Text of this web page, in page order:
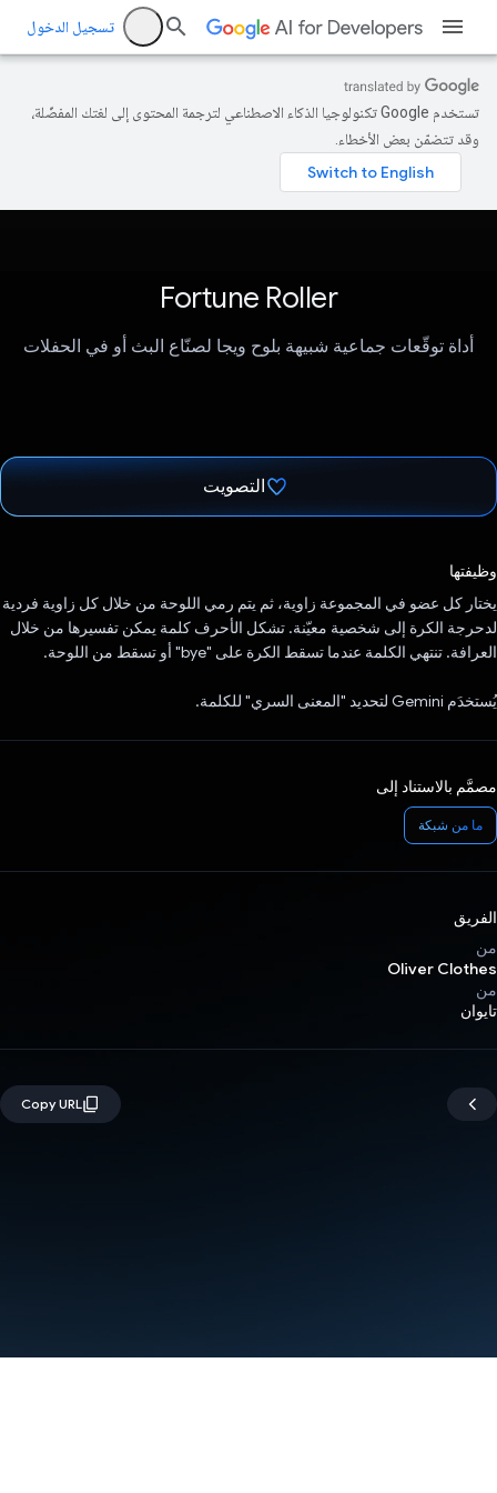
تسجيل الدخول
تستخدم Google تكنولوجيا الذكاء الاصطناعي لترجمة المحتوى إلى لغتك المفضّلة،
وقد تتضمّن بعض الأخطاء.
Fortune Roller
أداة توقّعات جماعية شبيهة بلوح ويجا لصنّاع البث أو في الحفلات
التصويت
وظيفتها
يختار كل عضو في المجموعة زاوية، ثم يتم رمي اللوحة من خلال كل زاوية فردية
لدحرجة الكرة إلى شخصية معيّنة. تشكل الأحرف كلمة يمكن تفسيرها من خلال
العرافة. تنتهي الكلمة عندما تسقط الكرة على "bye" أو تسقط من اللوحة.
يُستخدَم Gemini لتحديد "المعنى السري" للكلمة.
مصمَّم بالاستناد إلى
ما من شبكة
الفريق
من
Oliver Clothes
من
تايوان